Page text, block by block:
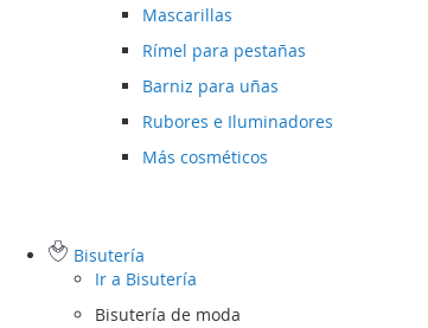
Mascarillas
Rímel para pestañas
Barniz para uñas
Rubores e Iluminadores
Más cosméticos
Bisutería
Ir a Bisutería
Bisutería de moda